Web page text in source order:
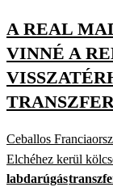
A REAL
VINNÉ A
Ceballos
Elchéhez kerül
labdarúgás